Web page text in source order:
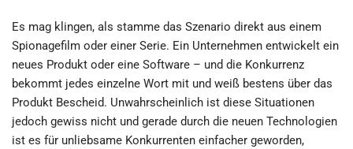
Es mag klingen, als stamme das Szenario direkt aus einem
Spionagefilm oder einer Serie. Ein Unternehmen entwickelt ein
neues Produkt oder eine Software – und die Konkurrenz
bekommt jedes einzelne Wort mit und weiß bestens über das
Produkt Bescheid. Unwahrscheinlich ist diese Situationen
jedoch gewiss nicht und gerade durch die neuen Technologien
ist es für unliebsame Konkurrenten einfacher geworden,